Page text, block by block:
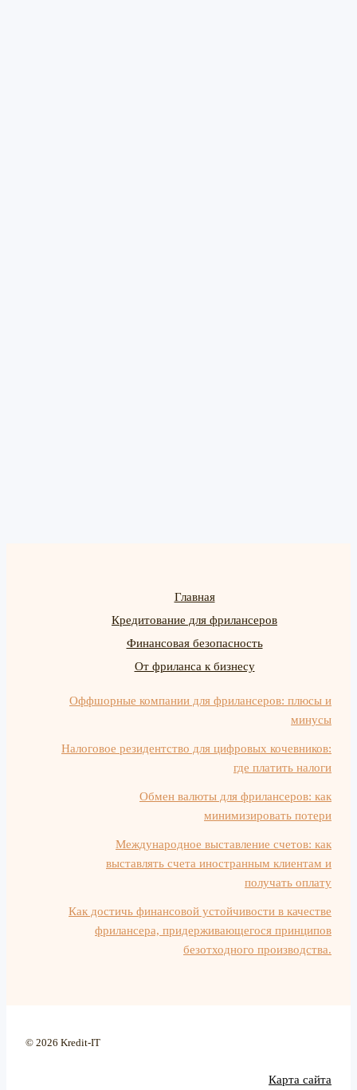
Главная
Кредитование для фрилансеров
Финансовая безопасность
От фриланса к бизнесу
Оффшорные компании для фрилансеров: плюсы и
минусы
Налоговое резидентство для цифровых кочевников:
где платить налоги
Обмен валюты для фрилансеров: как
минимизировать потери
Международное выставление счетов: как
выставлять счета иностранным клиентам и
получать оплату
Как достичь финансовой устойчивости в качестве
фрилансера, придерживающегося принципов
безотходного производства.
© 2026 Kredit-IT
Карта сайта